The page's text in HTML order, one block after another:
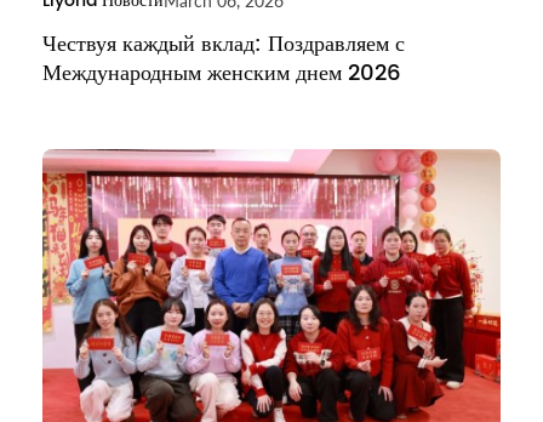
Чествуя каждый вклад: Поздравляем с
Международным женским днем 2026